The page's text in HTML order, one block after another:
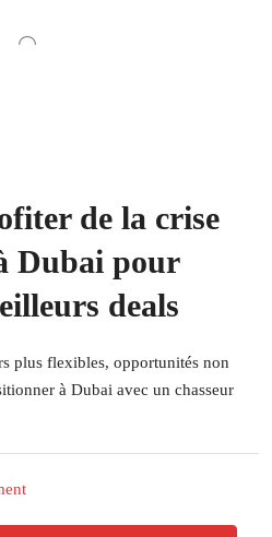
de la crise
Dubai pour
deals
plus flexibles, opportunités non
à Dubai avec un chasseur